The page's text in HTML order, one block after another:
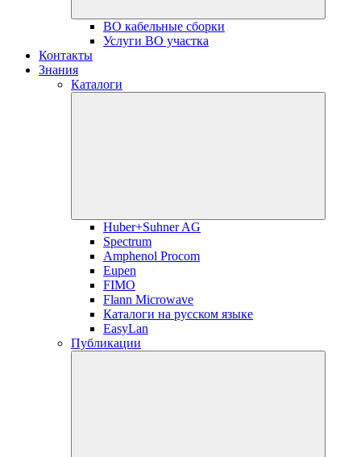
ВО кабельные сборки
Услуги ВО участка
Контакты
Знания
Каталоги
Huber+Suhner AG
Spectrum
Amphenol Procom
Eupen
FIMO
Flann Microwave
Каталоги на русском языке
EasyLan
Публикации